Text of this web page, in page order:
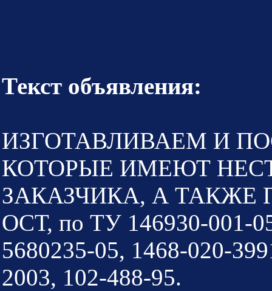
Текст объявления:
ИЗГОТАВЛИВАЕМ И
КОТОРЫЕ ИМЕЮТ
ЗАКАЗЧИКА, А ТАКЖЕ
ОСТ, по ТУ 146930-001-
5680235-05, 1468-020-
2003, 102-488-95.